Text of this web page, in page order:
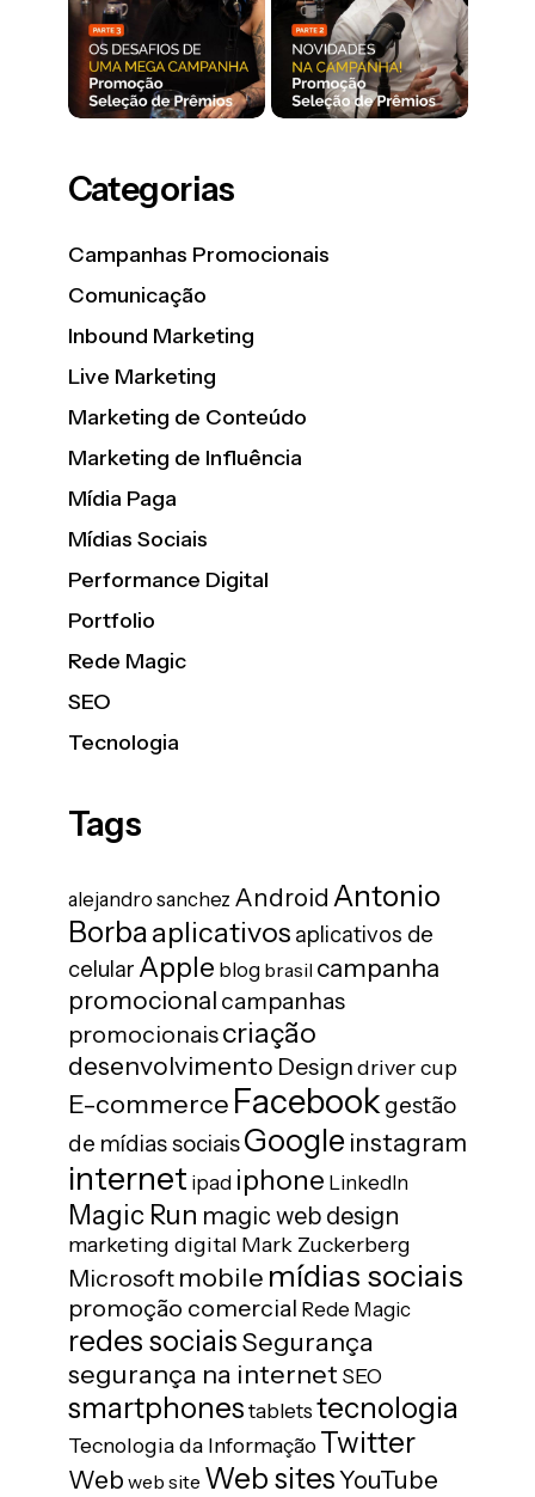
Categorias
Campanhas Promocionais
Comunicação
Inbound Marketing
Live Marketing
Marketing de Conteúdo
Marketing de Influência
Mídia Paga
Mídias Sociais
Performance Digital
Portfolio
Rede Magic
SEO
Tecnologia
Tags
alejandro sanchez Android Antonio
Borba aplicativos aplicativos de
celular Apple blog brasil campanha
promocional campanhas
promocionaiscriação
desenvolvimento Designdriver cup
E-commerce Facebook gestão
de mídias sociaisGoogle instagram
internet ipad iphone LinkedIn
Magic Run magic web design
marketing digital Mark Zuckerberg
Microsoft mobile mídias sociais
promoção comercial Rede Magic
redes sociaisSegurança
segurança na internet SEO
smartphones tablets tecnologia
Tecnologia da Informação Twitter
Web web site Web sitesYouTube